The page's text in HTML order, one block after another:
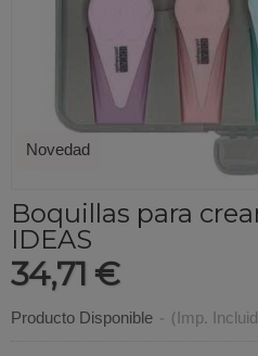
Novedad
Boquillas para
IDEAS
34,71 €
Producto Disponible - (Imp.